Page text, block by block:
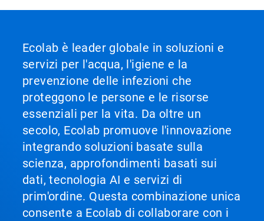
Ecolab è leader globale in soluzioni e
servizi per l'acqua, l'igiene e la
prevenzione delle infezioni che
proteggono le persone e le risorse
essenziali per la vita. Da oltre un
secolo, Ecolab promuove l'innovazione
integrando soluzioni basate sulla
scienza, approfondimenti basati sui
dati, tecnologia AI e servizi di
prim'ordine. Questa combinazione unica
consente a Ecolab di collaborare con i